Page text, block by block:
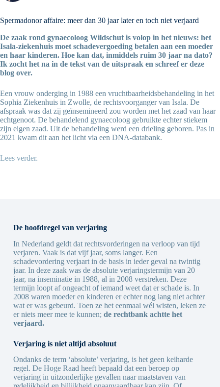
Spermadonor affaire: meer dan 30 jaar later en toch niet verjaard
De zaak rond gynaecoloog Wildschut is volop in het nieuws: het
Isala-ziekenhuis moet schadevergoeding betalen aan een moeder
en haar kinderen. Hoe kan dat, inmiddels ruim 30 jaar na dato?
Ik zocht het na in de tekst van de uitspraak en schreef er deze
blog over.
Een vrouw onderging in 1988 een vruchtbaarheidsbehandeling in het
Sophia Ziekenhuis in Zwolle, de rechtsvoorganger van Isala. De
afspraak was dat zij geïnsemineerd zou worden met het zaad van haar
echtgenoot. De behandelend gynaecoloog gebruikte echter stiekem
zijn eigen zaad. Uit de behandeling werd een drieling geboren. Pas in
2021 kwam dit aan het licht via een DNA-databank.
Lees verder.
De hoofdregel van verjaring
In Nederland geldt dat rechtsvorderingen na verloop van tijd
verjaren. Vaak is dat vijf jaar, soms langer. Een
schadevordering verjaart in de basis in ieder geval na twintig
jaar. In deze zaak was de absolute verjaringstermijn van 20
jaar, na inseminatie in 1988, al in 2008 verstreken. Deze
termijn loopt af ongeacht of iemand weet dat er schade is. In
2008 waren moeder en kinderen er echter nog lang niet achter
wat er was gebeurd. Toen ze het eenmaal wél wisten, leken ze
er niets meer mee te kunnen; de rechtbank achtte het
verjaard.
Verjaring is niet altijd absoluut
Ondanks de term ‘absolute’ verjaring, is het geen keiharde
regel. De Hoge Raad heeft bepaald dat een beroep op
verjaring in uitzonderlijke gevallen naar maatstaven van